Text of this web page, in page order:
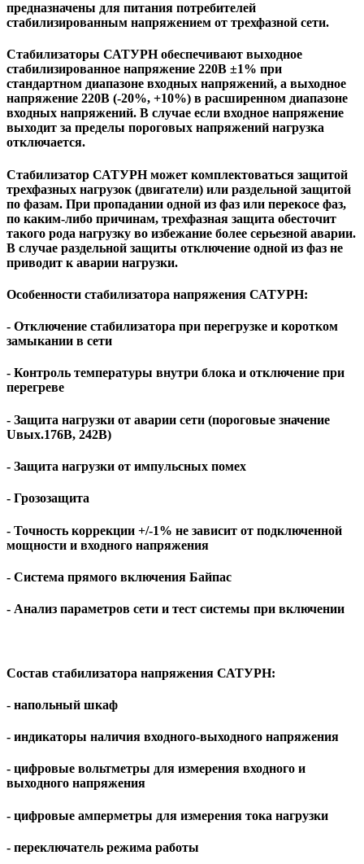
предназначены для питания потребителей
стабилизированным напряжением от трехфазной сети.
Стабилизаторы САТУРН обеспечивают выходное
стабилизированное напряжение 220В ±1% при
стандартном диапазоне входных напряжений, а выходное
напряжение 220В (-20%, +10%) в расширенном диапазоне
входных напряжений. В случае если входное напряжение
выходит за пределы пороговых напряжений нагрузка
отключается.
Стабилизатор САТУРН может комплектоваться защитой
трехфазных нагрузок (двигатели) или раздельной защитой
по фазам. При пропадании одной из фаз или перекосе фаз,
по каким-либо причинам, трехфазная защита обесточит
такого рода нагрузку во избежание более серьезной аварии.
В случае раздельной защиты отключение одной из фаз не
приводит к аварии нагрузки.
Особенности стабилизатора напряжения САТУРН:
- Отключение стабилизатора при перегрузке и коротком
замыкании в сети
- Контроль температуры внутри блока и отключение при
перегреве
- Защита нагрузки от аварии сети (пороговые значение
Uвых.176В, 242В)
- Защита нагрузки от импульсных помех
- Грозозащита
- Точность коррекции +/-1% не зависит от подключенной
мощности и входного напряжения
- Система прямого включения Байпас
- Анализ параметров сети и тест системы при включении
Состав стабилизатора напряжения САТУРН:
- напольный шкаф
- индикаторы наличия входного-выходного напряжения
- цифровые вольтметры для измерения входного и
выходного напряжения
- цифровые амперметры для измерения тока нагрузки
- переключатель режима работы